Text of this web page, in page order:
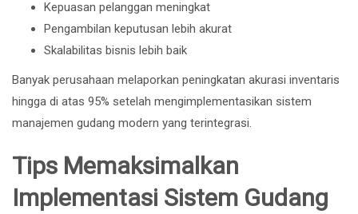
Kepuasan pelanggan meningkat
Pengambilan keputusan lebih akurat
Skalabilitas bisnis lebih baik
Banyak perusahaan melaporkan peningkatan akurasi inventaris
hingga di atas 95% setelah mengimplementasikan sistem
manajemen gudang modern yang terintegrasi.
Tips Memaksimalkan
Implementasi Sistem Gudang